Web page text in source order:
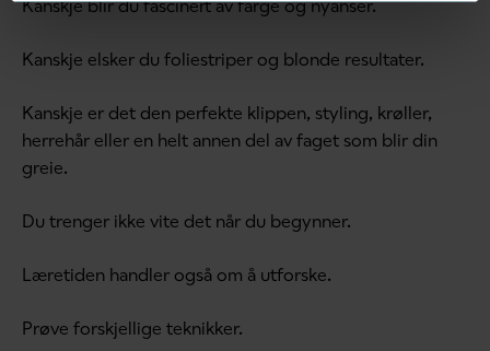
Kanskje blir du fascinert av farge og nyanser.
Kanskje elsker du foliestriper og blonde resultater.
Kanskje er det den perfekte klippen, styling, krøller,
herrehår eller en helt annen del av faget som blir din
greie.
Du trenger ikke vite det når du begynner.
Læretiden handler også om å utforske.
Prøve forskjellige teknikker.